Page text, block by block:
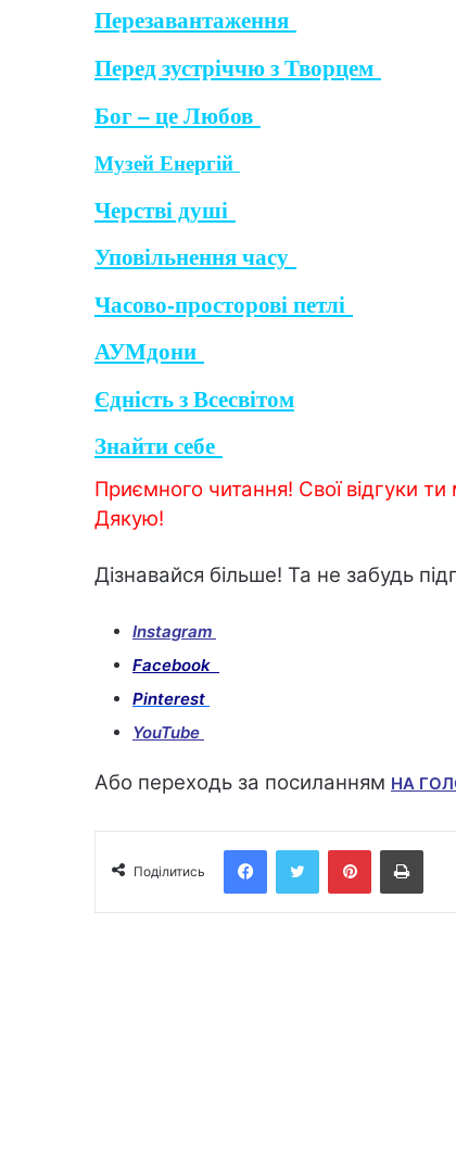
Перезавантаження
Перед зустріччю з Творцем
Бог – це Любов
Музей Енергій
Черстві душі
Уповільнення часу
Часово-просторові петлі
АУМдони
Єдність з Всесвітом
Знайти себе
Приємного читання! Свої відгуки
Дякую!
Дізнавайся більше! Та не забудь
Instagram
Facebook
Pinterest
YouTube
Або переходь за посиланням НА
Поділитись
FacebookTwitter PinterestPrint